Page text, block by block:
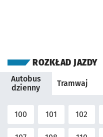
ROZKŁAD JAZDY
Autobus
dzienny
Tramwaj
Zobacz rozkład linii
100 Zobacz
101 102